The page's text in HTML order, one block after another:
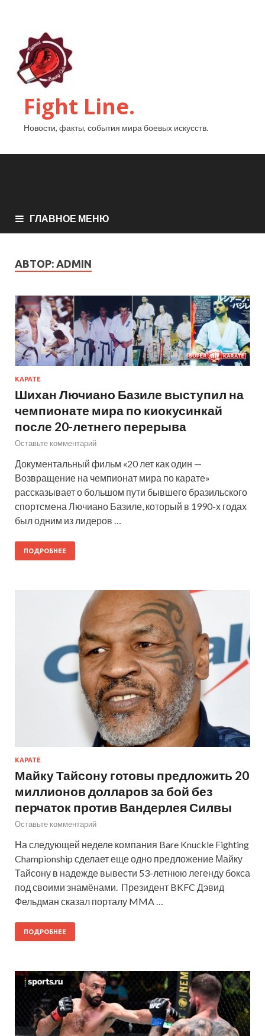
Fight Line.
Новости, факты, события мира боевых искусств.
ГЛАВНОЕ МЕНЮ
АВТОР: ADMIN
КАРАТЕ
Шихан Лючиано Базиле выступил на
чемпионате мира по киокусинкай
после 20-летнего перерыва
Оставьте комментарий
Документальный фильм «20 лет как один —
Возвращение на чемпионат мира по карате»
рассказывает о большом пути бывшего бразильского
спортсмена Лючиано Базиле, который в 1990-х годах
был одним из лидеров …
ПОДРОБНЕЕ
КАРАТЕ
Майку Тайсону готовы предложить 20
миллионов долларов за бой без
перчаток против Вандерлея Силвы
Оставьте комментарий
На следующей неделе компания Bare Knuckle Fighting
Championship сделает еще одно предложение Майку
Тайсону в надежде вывести 53-летнюю легенду бокса
под своими знамёнами. Президент BKFC Дэвид
Фельдман сказал порталу MMA …
ПОДРОБНЕЕ